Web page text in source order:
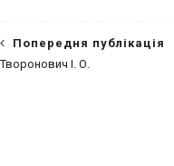
Попередня публікація
Творонович І. О.